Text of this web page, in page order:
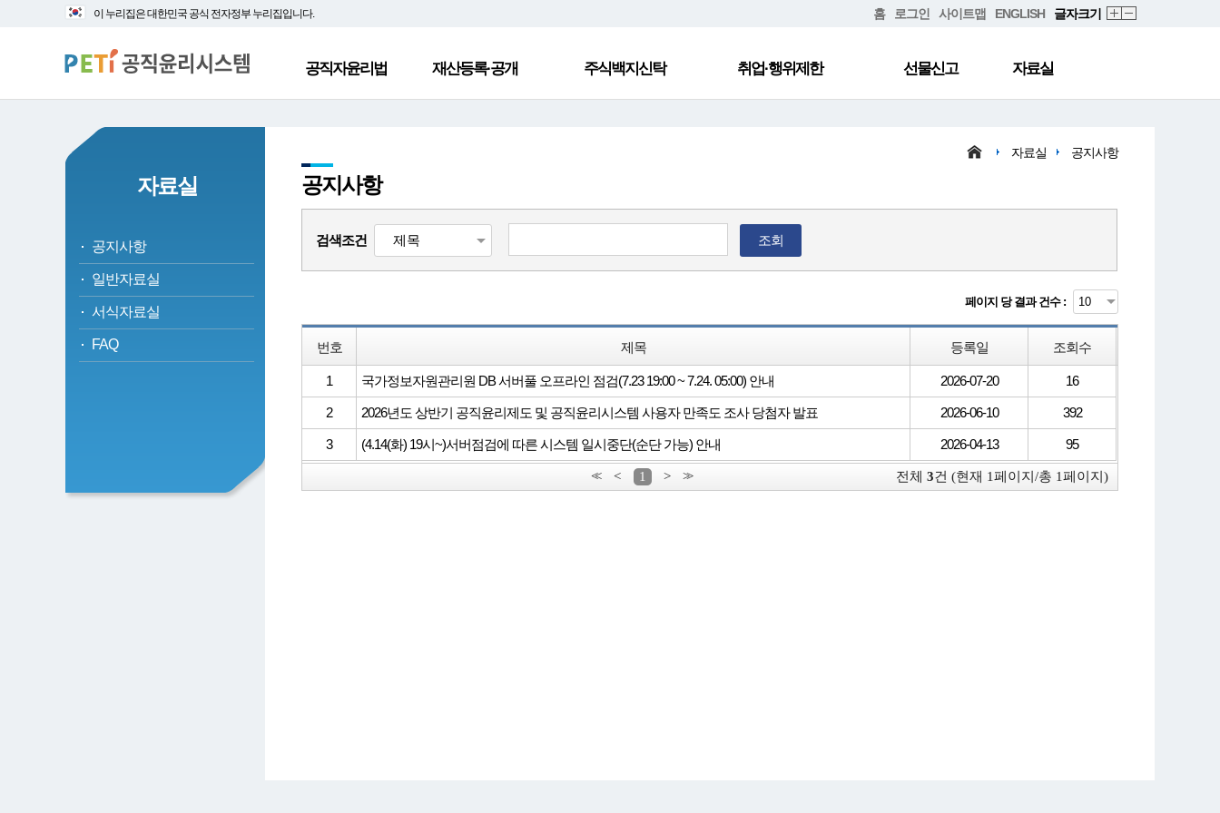
대
바
로
본
로
가
이 누리집은 대한민국 공식 전자정부 누리집입니다. 홈 로그인 사이트맵 ENGLISH 글자크기
공직자윤리법 재산등록·공개 주식백지신탁 취업·행위제한 선물신고 자료실
자료실
공지사항
일반자료실
서식자료실
FAQ
자료실 공지사항
공지사항
검색조건 조회
페이지 당 결과 건수 :
번호 제목 등록일 조회수
1 국가정보자원관리원 DB 서버풀 오프라인 점검(7.23 19:00 ~ 7.24. 05:00) 안내 2026-07-20 16
2 2026년도 상반기 공직윤리제도 및 공직윤리시스템 사용자 만족도 조사 당첨자 발표 2026-06-10 392
3 (4.14(화) 19시~)서버점검에 따른 시스템 일시중단(순단 가능) 안내 2026-04-13 95
<< < 1 > >> 전체 3건 (현재 1페이지/총 1페이지)